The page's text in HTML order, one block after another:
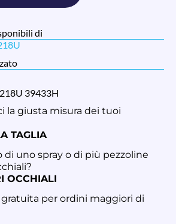
di
39433H
la giusta misura dei tuoi
TAGLIA
di uno spray o di più pezzoline
OCCHIALI
per ordini maggiori di